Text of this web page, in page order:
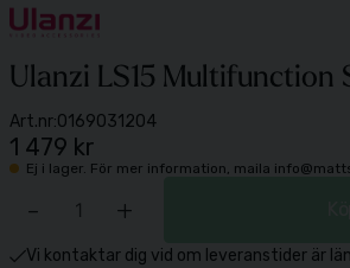
Ulanzi LS15 Multifunction
Art.nr:0169031204
1 479 kr
Ej i lager. För mer information, maila
- +
Vi kontaktar dig vid om leveranstider är